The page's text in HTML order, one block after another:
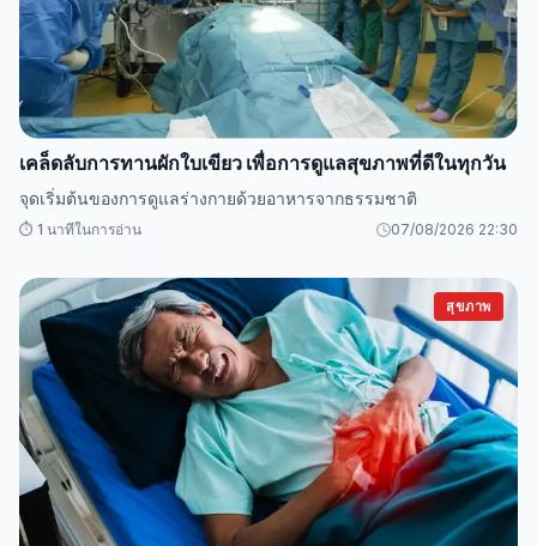
เคล็ดลับการทานผักใบเขียว เพื่อการดูแลสุขภาพที่ดีในทุกวัน
จุดเริ่มต้นของการดูแลร่างกายด้วยอาหารจากธรรมชาติ
⏱️ 1 นาทีในการอ่าน 07/08/2026 22:30
สุขภาพ